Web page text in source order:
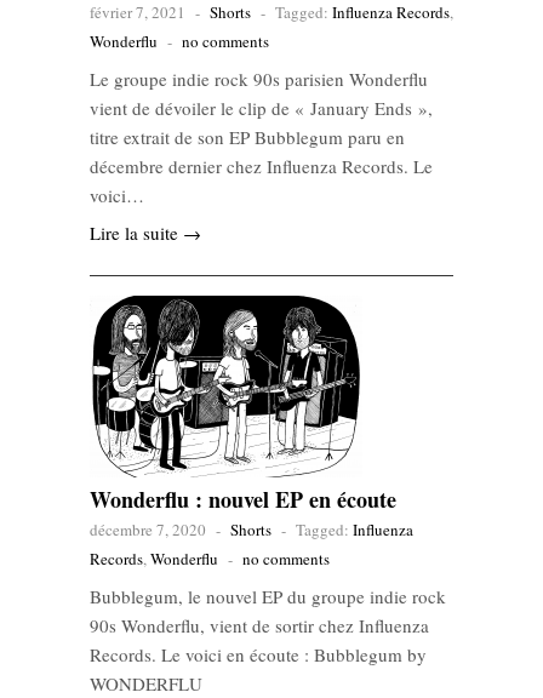
février 7, 2021 - Shorts - Tagged: Influenza Records,
Wonderflu - no comments
Le groupe indie rock 90s parisien Wonderflu
vient de dévoiler le clip de « January Ends »,
titre extrait de son EP Bubblegum paru en
décembre dernier chez Influenza Records. Le
voici…
Lire la suite →
Wonderflu : nouvel EP en écoute
décembre 7, 2020 - Shorts - Tagged: Influenza
Records,Wonderflu - no comments
Bubblegum, le nouvel EP du groupe indie rock
90s Wonderflu, vient de sortir chez Influenza
Records. Le voici en écoute : Bubblegum by
WONDERFLU